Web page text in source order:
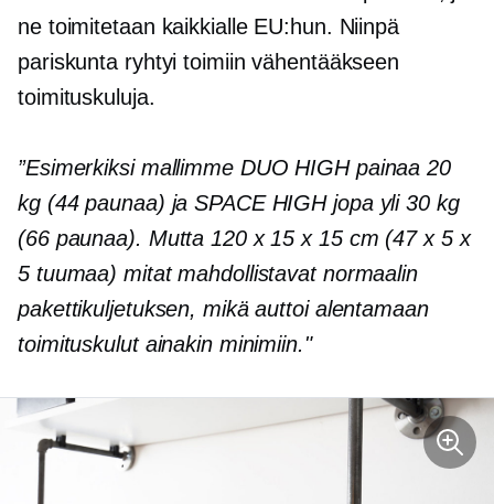
ne toimitetaan kaikkialle EU:hun. Niinpä
pariskunta ryhtyi toimiin vähentääkseen
toimituskuluja.
”Esimerkiksi mallimme DUO HIGH painaa 20
kg (44 paunaa) ja SPACE HIGH jopa yli 30 kg
(66 paunaa). Mutta 120 x 15 x 15 cm (47 x 5 x
5 tuumaa) mitat mahdollistavat normaalin
pakettikuljetuksen, mikä auttoi alentamaan
toimituskulut ainakin minimiin."